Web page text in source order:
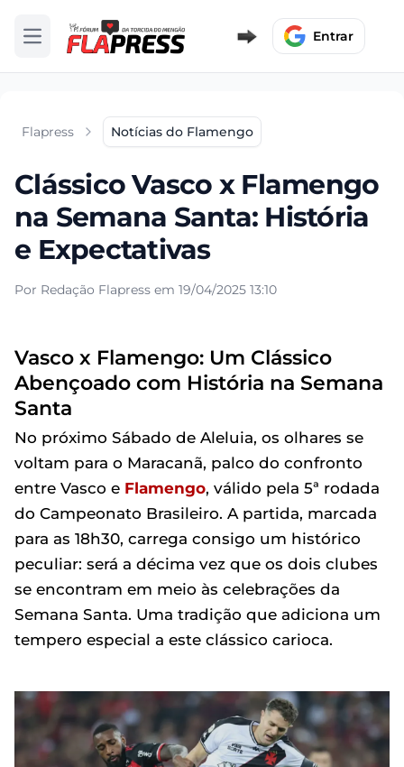
Abrir menu Entrar
Flapress Notícias do Flamengo
Clássico Vasco x Flamengo
na Semana Santa: História
e Expectativas
Por Redação Flapress em 19/04/2025 13:10
Vasco x Flamengo: Um Clássico
Abençoado com História na Semana
Santa
No próximo Sábado de Aleluia, os olhares se
voltam para o Maracanã, palco do confronto
entre Vasco e Flamengo, válido pela 5ª rodada
do Campeonato Brasileiro. A partida, marcada
para as 18h30, carrega consigo um histórico
peculiar: será a décima vez que os dois clubes
se encontram em meio às celebrações da
Semana Santa. Uma tradição que adiciona um
tempero especial a este clássico carioca.